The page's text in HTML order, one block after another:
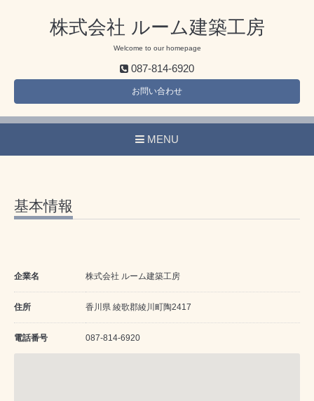
株式会社 ルーム建築工房
Welcome to our homepage
087-814-6920
お問い合わせ
MENU
基本情報
企業名 株式会社 ルーム建築工房
住所 香川県 綾歌郡綾川町陶2417
電話番号 087-814-6920